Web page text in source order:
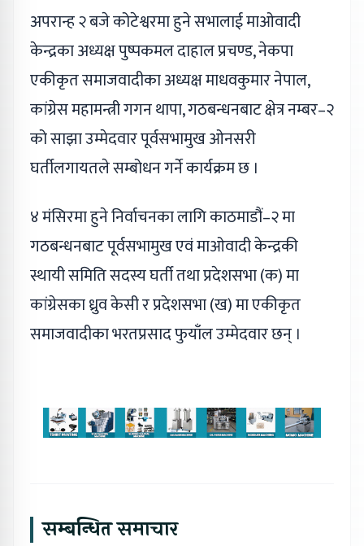
अपरान्ह २ बजे कोटेश्वरमा हुने सभालाई माओवादी
केन्द्रका अध्यक्ष पुष्पकमल दाहाल प्रचण्ड, नेकपा
एकीकृत समाजवादीका अध्यक्ष माधवकुमार नेपाल,
कांग्रेस महामन्त्री गगन थापा, गठबन्धनबाट क्षेत्र नम्बर–२
को साझा उम्मेदवार पूर्वसभामुख ओनसरी
घर्तीलगायतले सम्बोधन गर्ने कार्यक्रम छ ।
४ मंसिरमा हुने निर्वाचनका लागि काठमाडौं–२ मा
गठबन्धनबाट पूर्वसभामुख एवं माओवादी केन्द्रकी
स्थायी समिति सदस्य घर्ती तथा प्रदेशसभा (क) मा
कांग्रेसका ध्रुव केसी र प्रदेशसभा (ख) मा एकीकृत
समाजवादीका भरतप्रसाद फुयाँल उम्मेदवार छन् ।
सम्बन्धित समाचार